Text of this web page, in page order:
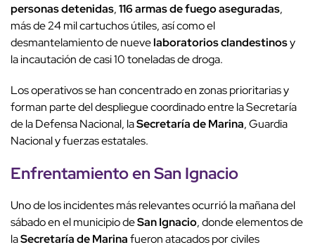
personas detenidas,116 armas de fuego aseguradas,
más de24 mil cartuchos útiles, así como el
desmantelamiento de nuevelaboratorios clandestinosy
laincautación de casi 10 toneladas de droga.
Los operativos se han concentrado en zonas prioritarias y
forman parte del despliegue coordinado entre la Secretaría
de la Defensa Nacional, laSecretaría de Marina, Guardia
Nacional y fuerzas estatales.
Enfrentamiento en San Ignacio
Uno de los incidentes más relevantes ocurrió la mañana del
sábado en el municipio deSan Ignacio, donde elementos de
laSecretaría de Marinafueron atacados por civiles